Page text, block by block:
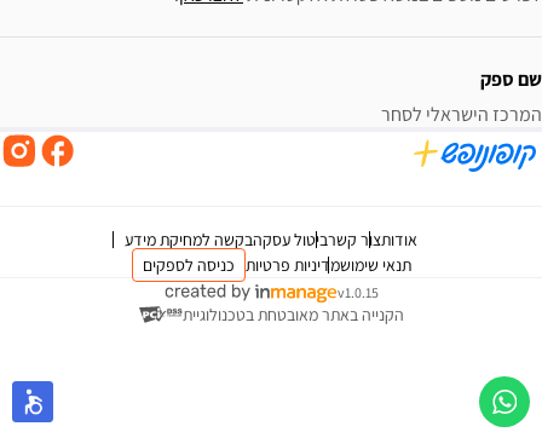
שם ספק
המרכז הישראלי לסחר
אודותצור קשרביטול עסקהבקשה למחיקת מידע
תנאי שימושמדיניות פרטיות כניסה לספקים
v1.0.15
הקנייה באתר מאובטחת בטכנולוגיית